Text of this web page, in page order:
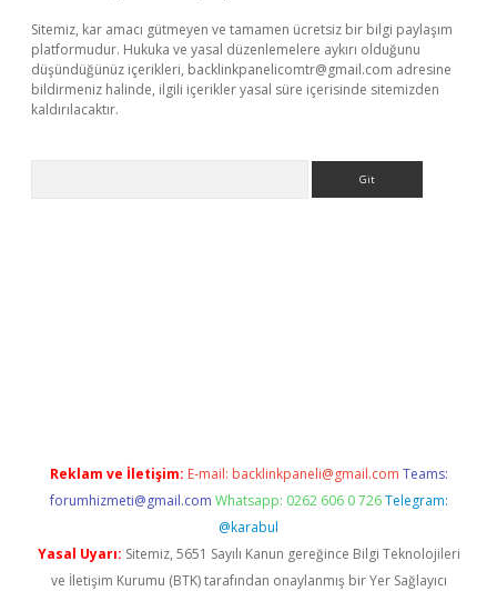
Sitemiz, kar amacı gütmeyen ve tamamen ücretsiz bir bilgi paylaşım
platformudur. Hukuka ve yasal düzenlemelere aykırı olduğunu
düşündüğünüz içerikleri, backlinkpanelicomtr@gmail.com adresine
bildirmeniz halinde, ilgili içerikler yasal süre içerisinde sitemizden
kaldırılacaktır.
Reklam ve İletişim: E-mail: backlinkpaneli@gmail.com Teams:
forumhizmeti@gmail.com Whatsapp: 0262 606 0 726 Telegram:
@karabul
Yasal Uyarı: Sitemiz, 5651 Sayılı Kanun gereğince Bilgi Teknolojileri
ve İletişim Kurumu (BTK) tarafından onaylanmış bir Yer Sağlayıcı